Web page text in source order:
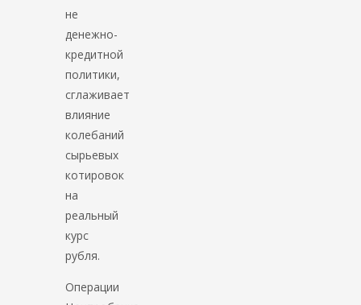
не
денежно-
кредитной
политики,
сглаживает
влияние
колебаний
сырьевых
котировок
на
реальный
курс
рубля.
Операции